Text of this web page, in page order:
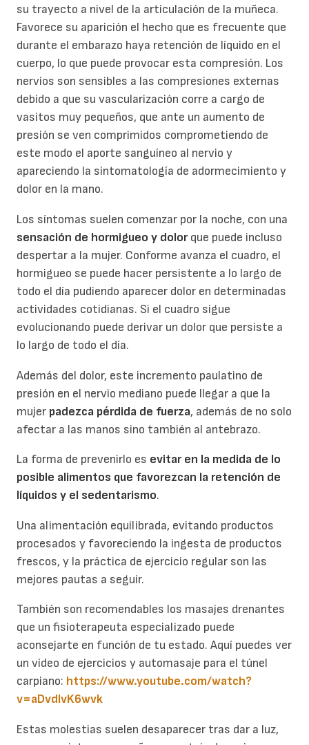
su trayecto a nivel de la articulación de la muñeca.
Favorece su aparición el hecho que es frecuente que
durante el embarazo haya retención de líquido en el
cuerpo, lo que puede provocar esta compresión. Los
nervios son sensibles a las compresiones externas
debido a que su vascularización corre a cargo de
vasitos muy pequeños, que ante un aumento de
presión se ven comprimidos comprometiendo de
este modo el aporte sanguíneo al nervio y
apareciendo la sintomatología de adormecimiento y
dolor en la mano.
Los síntomas suelen comenzar por la noche, con una
sensación de hormigueo y dolor que puede incluso
despertar a la mujer. Conforme avanza el cuadro, el
hormigueo se puede hacer persistente a lo largo de
todo el día pudiendo aparecer dolor en determinadas
actividades cotidianas. Si el cuadro sigue
evolucionando puede derivar un dolor que persiste a
lo largo de todo el día.
Además del dolor, este incremento paulatino de
presión en el nervio mediano puede llegar a que la
mujer padezca pérdida de fuerza, además de no solo
afectar a las manos sino también al antebrazo.
La forma de prevenirlo es evitar en la medida de lo
posible alimentos que favorezcan la retención de
líquidos y el sedentarismo.
Una alimentación equilibrada, evitando productos
procesados y favoreciendo la ingesta de productos
frescos, y la práctica de ejercicio regular son las
mejores pautas a seguir.
También son recomendables los masajes drenantes
que un fisioterapeuta especializado puede
aconsejarte en función de tu estado. Aquí puedes ver
un vídeo de ejercicios y automasaje para el túnel
carpiano: https://www.youtube.com/watch?
v=aDvdlvK6wvk
Estas molestias suelen desaparecer tras dar a luz,